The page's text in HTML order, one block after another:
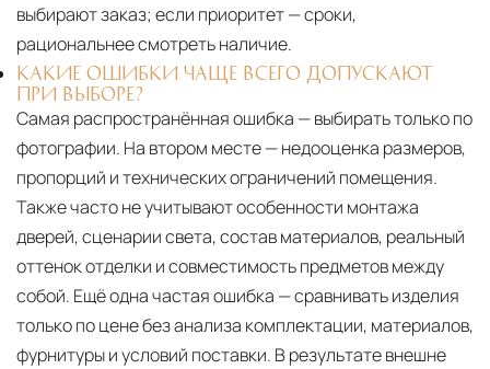
выбирают заказ; если приоритет — сроки,
рациональнее смотреть наличие.
КАКИЕ ОШИБКИ ЧАЩЕ ВСЕГО ДОПУСКАЮТ
ПРИ ВЫБОРЕ?
Самая распространённая ошибка — выбирать только по
фотографии. На втором месте — недооценка размеров,
пропорций и технических ограничений помещения.
Также часто не учитывают особенности монтажа
дверей, сценарии света, состав материалов, реальный
оттенок отделки и совместимость предметов между
собой. Ещё одна частая ошибка — сравнивать изделия
только по цене без анализа комплектации, материалов,
фурнитуры и условий поставки. В результате внешне